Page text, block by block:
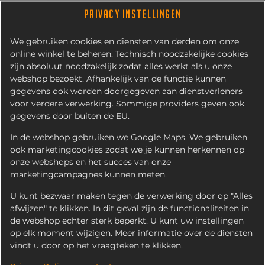
PRIVACY INSTELLINGEN
We gebruiken cookies en diensten van derden om onze
online winkel te beheren. Technisch noodzakelijke cookies
zijn absoluut noodzakelijk zodat alles werkt als u onze
webshop bezoekt. Afhankelijk van de functie kunnen
gegevens ook worden doorgegeven aan dienstverleners
voor verdere verwerking. Sommige providers geven ook
gegevens door buiten de EU.
In de webshop gebruiken we Google Maps. We gebruiken
ook marketingcookies zodat we je kunnen herkennen op
onze webshops en het succes van onze
marketingcampagnes kunnen meten.
U kunt bezwaar maken tegen de verwerking door op "Alles
afwijzen" te klikken. In dit geval zijn de functionaliteiten in
de webshop echter sterk beperkt. U kunt uw instellingen
op elk moment wijzigen. Meer informatie over de diensten
vindt u door op het vraagteken te klikken.
FRITES SATESAUS